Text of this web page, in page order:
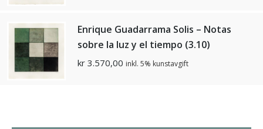
Enrique Guadarrama Solis – Notas
sobre la luz y el tiempo (3.10)
kr 3.570,00 inkl. 5% kunstavgift